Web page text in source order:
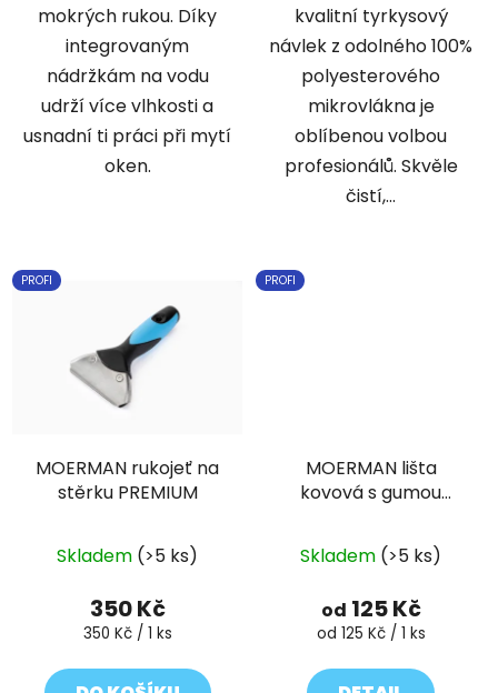
mokrých rukou. Díky
integrovaným
nádržkám na vodu
udrží více vlhkosti a
usnadní ti práci při mytí
oken.
kvalitní tyrkysový
návlek z odolného 100%
polyesterového
mikrovlákna je
oblíbenou volbou
profesionálů. Skvěle
čistí,...
PROFI
MOERMAN rukojeť na
stěrku PREMIUM
Skladem (>5 ks)
350 Kč
Měrná
350 Kč / 1 ks
PROFI
MOERMAN lišta
kovová s gumou
hodnocení
produktu
je
z
Skladem (>5 ks)
od 125 Kč
Měrná
od 125 Kč / 1 ks